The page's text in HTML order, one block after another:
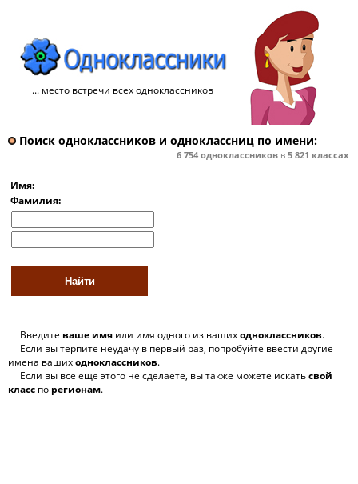
... место встречи всех одноклассников
Поиск одноклассников и одноклассниц по имени:
6 754 одноклассниковв 5 821 классах
Имя:
Фамилия:
Введите ваше имя или имя одного из вашиходноклассников.
Если вы терпите неудачу в первый раз, попробуйте ввести другие
имена вашиходноклассников.
Если вы все еще этого не сделаете, вы также можете искатьсвой
класс по регионам.